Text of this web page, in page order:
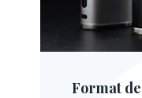
Format